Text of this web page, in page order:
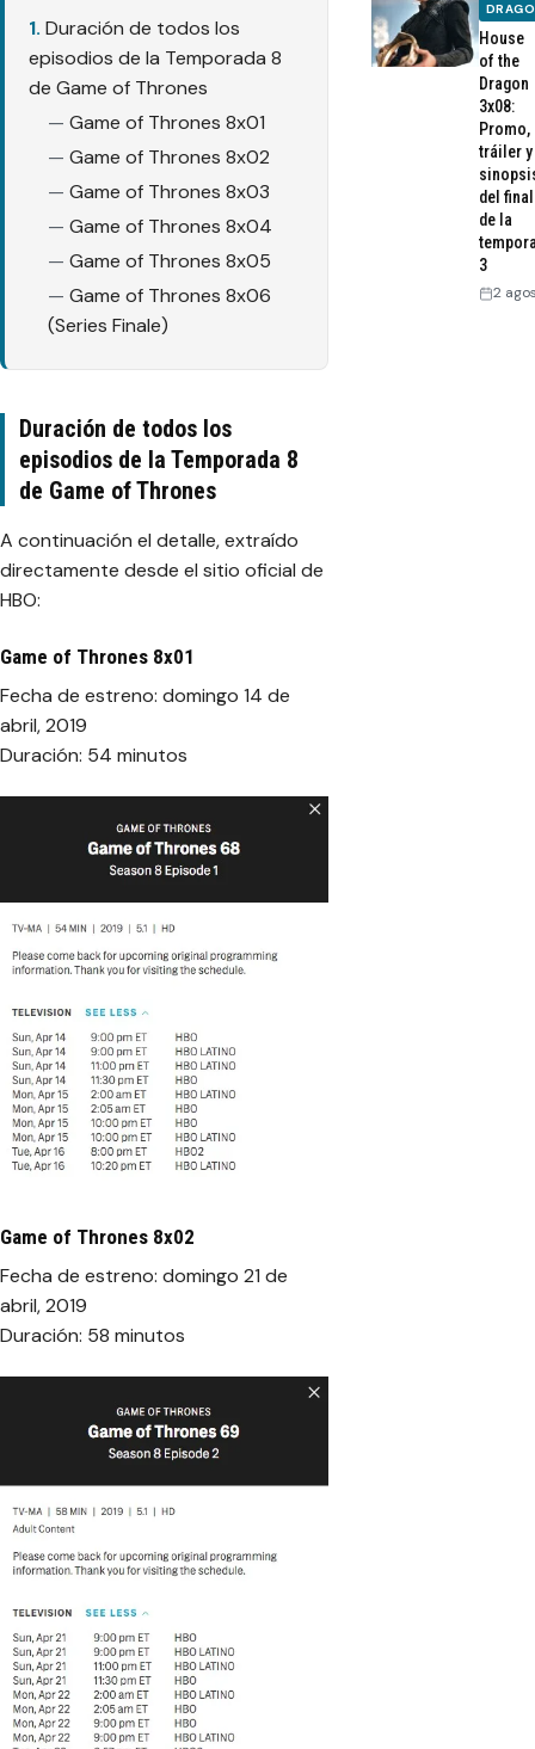
Duración de todos los
episodios de la Temporada 8
de Game of Thrones
Game of Thrones 8x01
Game of Thrones 8x02
Game of Thrones 8x03
Game of Thrones 8x04
Game of Thrones 8x05
Game of Thrones 8x06
(Series Finale)
Duración de todos los
episodios de la Temporada 8
de Game of Thrones
A continuación el detalle, extraído
directamente desde el sitio oficial de
HBO:
Game of Thrones 8x01
Fecha de estreno: domingo 14 de
abril, 2019
Duración: 54 minutos
Game of Thrones 8x02
Fecha de estreno: domingo 21 de
abril, 2019
Duración: 58 minutos
House
of the
Dragon
3x08:
Promo,
tráiler y
del final
de la
3
2